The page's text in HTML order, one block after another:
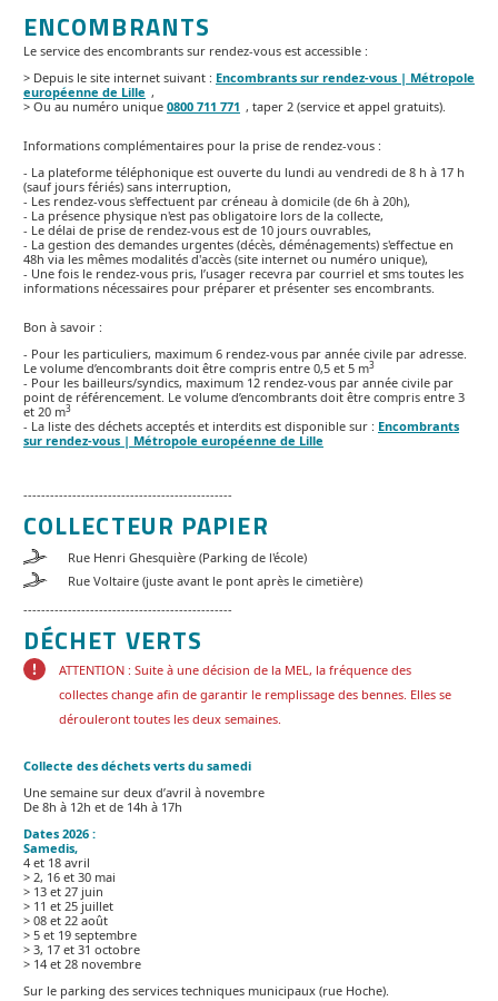
ENCOMBRANTS
Le service des encombrants sur rendez-vous est accessible :
> Depuis le site internet suivant : Encombrants sur rendez-vous | Métropole
européenne de Lille ,
> Ou au numéro unique 0800 711 771 , taper 2 (service et appel gratuits).
Informations complémentaires pour la prise de rendez-vous :
- La plateforme téléphonique est ouverte du lundi au vendredi de 8 h à 17 h
(sauf jours fériés) sans interruption,
- Les rendez-vous s'effectuent par créneau à domicile (de 6h à 20h),
- La présence physique n'est pas obligatoire lors de la collecte,
- Le délai de prise de rendez-vous est de 10 jours ouvrables,
- La gestion des demandes urgentes (décès, déménagements) s'effectue en
48h via les mêmes modalités d'accès (site internet ou numéro unique),
- Une fois le rendez-vous pris, l’usager recevra par courriel et sms toutes les
informations nécessaires pour préparer et présenter ses encombrants.
Bon à savoir :
- Pour les particuliers, maximum 6 rendez-vous par année civile par adresse.
Le volume d’encombrants doit être compris entre 0,5 et 5 m3
- Pour les bailleurs/syndics, maximum 12 rendez-vous par année civile par
point de référencement. Le volume d’encombrants doit être compris entre 3
et 20 m3
- La liste des déchets acceptés et interdits est disponible sur : Encombrants
sur rendez-vous | Métropole européenne de Lille
-----------------------------------------------
COLLECTEUR PAPIER
Rue Henri Ghesquière (Parking de l'école)
Rue Voltaire (juste avant le pont après le cimetière)
-----------------------------------------------
DÉCHET VERTS
ATTENTION : Suite à une décision de la MEL, la fréquence des
collectes change afin de garantir le remplissage des bennes. Elles se
dérouleront toutes les deux semaines.
Collecte des déchets verts du samedi
Une semaine sur deux d’avril à novembre
De 8h à 12h et de 14h à 17h
Dates 2026 :
Samedis,
4 et 18 avril
> 2, 16 et 30 mai
> 13 et 27 juin
> 11 et 25 juillet
> 08 et 22 août
> 5 et 19 septembre
> 3, 17 et 31 octobre
> 14 et 28 novembre
Sur le parking des services techniques municipaux (rue Hoche).